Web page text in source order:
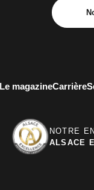
Le magazineCarrière
NOTRE
ALSACE